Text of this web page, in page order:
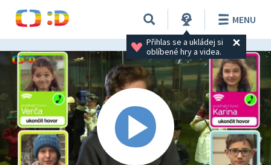
Přihlas se a ukládej si
oblíbené hry a videa.
MENU